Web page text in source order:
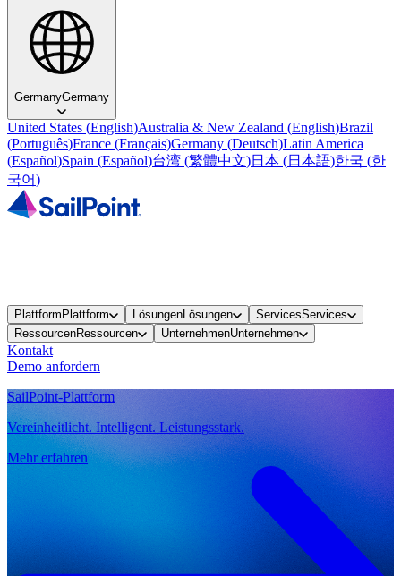
GermanyGermany
United States (English)Australia & New Zealand (English)Brazil
(Português)France (Français)Germany (Deutsch)Latin America
(Español)Spain (Español)台湾 (繁體中文)日本 (日本語)한국 (한
국어)
Plattform Plattform LösungenLösungen ServicesServices
RessourcenRessourcen UnternehmenUnternehmen
Kontakt
Demo anfordern
SailPoint-Plattform
Vereinheitlicht. Intelligent. Leistungsstark.
Mehr erfahren